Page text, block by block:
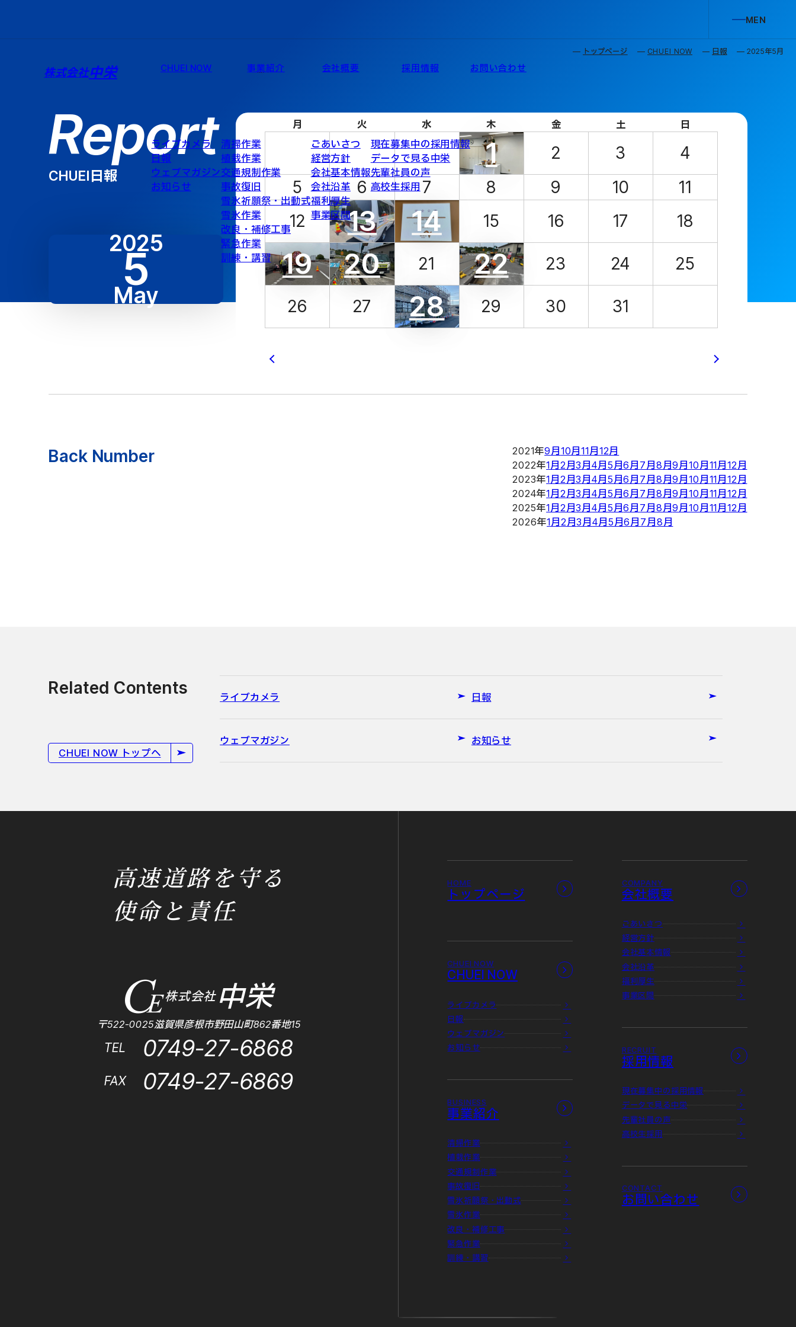
株式会社中栄 CHUEI NOW
ライブカメラ
日報
ウェブマガジン
お知らせ
事業紹介
清掃作業
植栽作業
交通規制作業
事故復旧
雪氷祈願祭・出動式
雪氷作業
改良・補修工事
緊急作業
訓練・講習
会社概要
ごあいさつ
経営方針
会社基本情報
会社沿革
福利厚生
事業区間
採用情報
現在募集中の採用情報
データで見る中栄
先輩社員の声
高校生採用
お問い合わせ
MEN
E
トップページ CHUEI NOW 日報 2025年5月
Report
CHUEI日報
2025
5
May
月 火 水 木 金 土 日
1 2 3
4
5
6 7 8 9 10
11
12
13 14 15 16 17 18
19 20 21 22 23 24 25
26 27 28 29 30 31
Back Number 2021年9月10月11月12月
2022年1月2月3月4月5月6月 7月8月9月10月11月12月
2023年1月2月3月4月5月6月 7月8月9月10月11月12月
2024年1月2月3月4月5月6月 7月8月9月10月11月12月
2025年1月2月3月4月5月6月 7月8月9月10月11月12月
2026年1月2月3月4月5月6月 7月8月
Related Contents ライブカメラ 日報
ウェブマガジン
お知らせ
CHUEI NOW トップへ
高速道路を守る
使命と責任
株式会社 中栄
〒522-0025滋賀県彦根市野田山町862番地15
TEL 0749-27-6868
FAX 0749-27-6869
HOME
トップページ
CHUEI NOW
CHUEI NOW
ライブカメラ
日報
ウェブマガジン
お知らせ
BUSINESS
事業紹介
清掃作業
植栽作業
交通規制作業
事故復旧
雪氷祈願祭・出動式
雪氷作業
改良・補修工事
緊急作業
訓練・講習
COMPANY
会社概要
ごあいさつ
経営方針
会社基本情報
会社沿革
福利厚生
事業区間
RECRUIT
採用情報
現在募集中の採用情報
データで見る中栄
先輩社員の声
高校生採用
CONTACT
お問い合わせ